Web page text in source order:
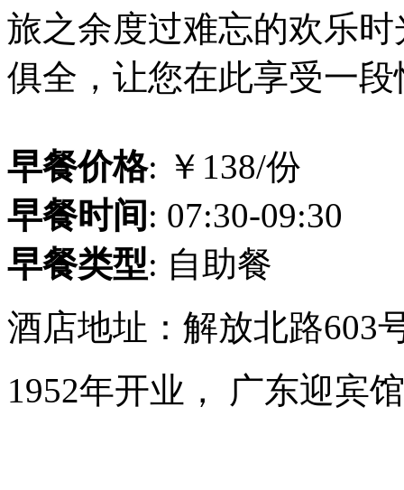
旅之余度过难忘的欢乐
俱全，让您在此享受一
早餐价格: ￥138/份
早餐时间 : 07:30-09:30
早餐类型: 自助餐
酒店地址：解放北路603
1952年开业， 广东迎